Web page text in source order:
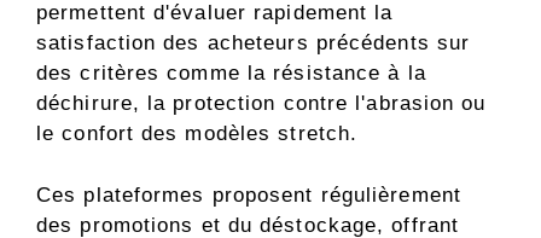
permettent d'évaluer rapidement la
satisfaction des acheteurs précédents sur
des critères comme la résistance à la
déchirure, la protection contre l'abrasion ou
le confort des modèles stretch.
Ces plateformes proposent régulièrement
des promotions et du déstockage, offrant